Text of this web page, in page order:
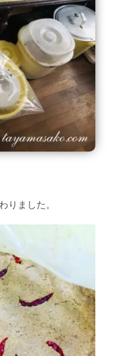
りました。